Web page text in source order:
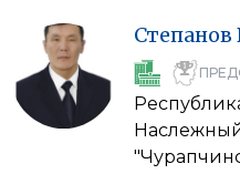
Степанов